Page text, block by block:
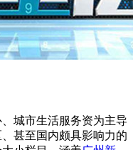
城市生活服务资为主导
甚至国内颇具影响力的